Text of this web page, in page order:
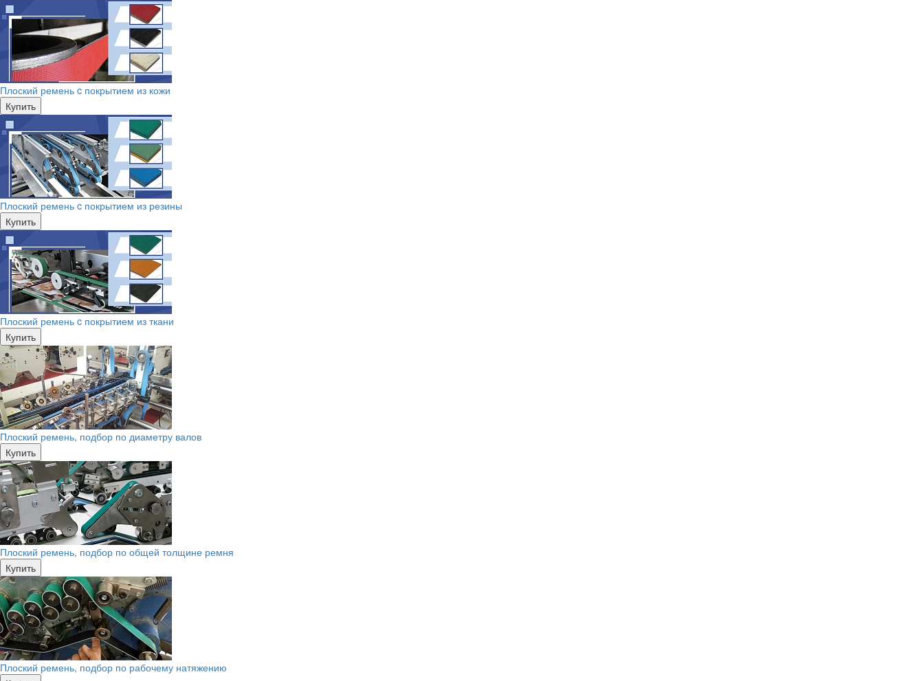
Плоский ремень c покрытием из кожи
Купить
Плоский ремень c покрытием из резины
Купить
Плоский ремень c покрытием из ткани
Купить
Плоский ремень, подбор по диаметру валов
Купить
Плоский ремень, подбор по общей толщине ремня
Купить
Плоский ремень, подбор по рабочему натяжению